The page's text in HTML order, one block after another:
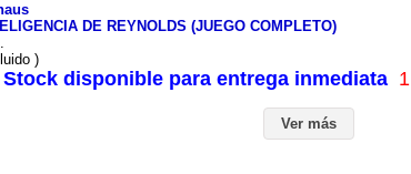
DE REYNOLDS (JUEGO COMPLETO)
)
Stock disponible para entrega inmediata 1
Ver más